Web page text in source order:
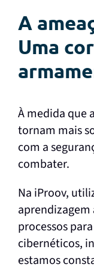
A
Uma
À medida que
tornam mais
com a
combater.
Na iProov,
aprendizagem
processos
cibernéticos,
estamos